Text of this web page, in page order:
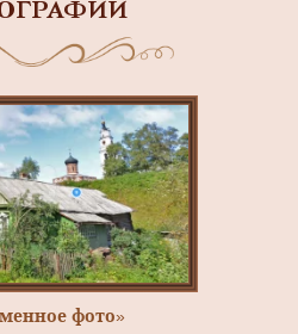
фото»